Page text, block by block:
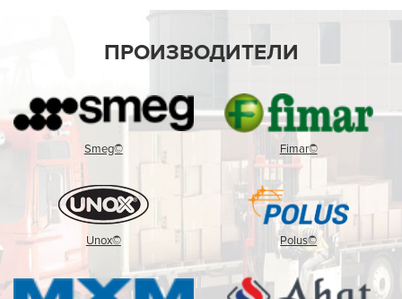
ПРОИЗВОДИТЕЛИ
Smeg© Fimar©
Unox© Polus©